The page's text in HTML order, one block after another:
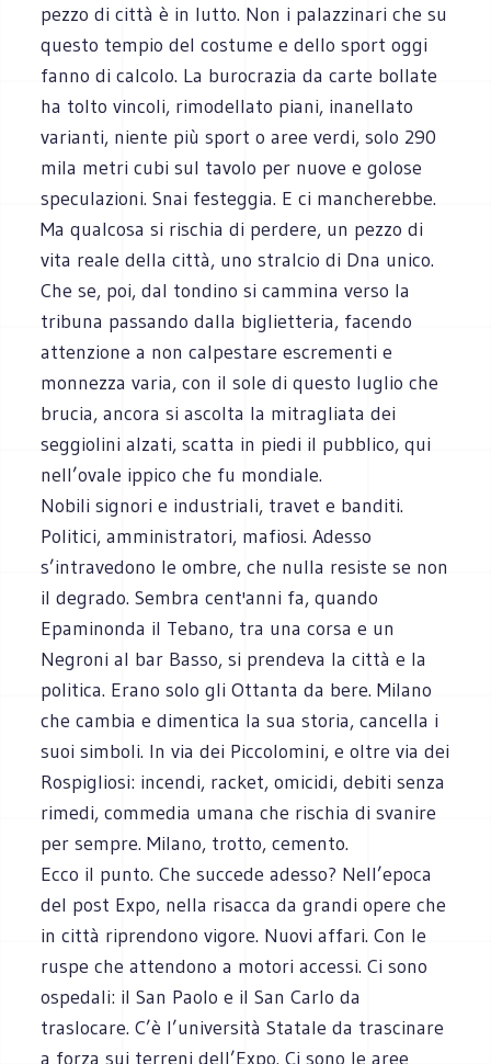
pezzo di città è in lutto. Non i palazzinari che su
questo tempio del costume e dello sport oggi
fanno di calcolo. La burocrazia da carte bollate
ha tolto vincoli, rimodellato piani, inanellato
varianti, niente più sport o aree verdi, solo 290
mila metri cubi sul tavolo per nuove e golose
speculazioni. Snai festeggia. E ci mancherebbe.
Ma qualcosa si rischia di perdere, un pezzo di
vita reale della città, uno stralcio di Dna unico.
Che se, poi, dal tondino si cammina verso la
tribuna passando dalla biglietteria, facendo
attenzione a non calpestare escrementi e
monnezza varia, con il sole di questo luglio che
brucia, ancora si ascolta la mitragliata dei
seggiolini alzati, scatta in piedi il pubblico, qui
nell’ovale ippico che fu mondiale.
Nobili signori e industriali, travet e banditi.
Politici, amministratori, mafiosi. Adesso
s’intravedono le ombre, che nulla resiste se non
il degrado. Sembra cent'anni fa, quando
Epaminonda il Tebano, tra una corsa e un
Negroni al bar Basso, si prendeva la città e la
politica. Erano solo gli Ottanta da bere. Milano
che cambia e dimentica la sua storia, cancella i
suoi simboli. In via dei Piccolomini, e oltre via dei
Rospigliosi: incendi, racket, omicidi, debiti senza
rimedi, commedia umana che rischia di svanire
per sempre. Milano, trotto, cemento.
Ecco il punto. Che succede adesso? Nell’epoca
del post Expo, nella risacca da grandi opere che
in città riprendono vigore. Nuovi affari. Con le
ruspe che attendono a motori accessi. Ci sono
ospedali: il San Paolo e il San Carlo da
traslocare. C’è l’università Statale da trascinare
a forza sui terreni dell’Expo. Ci sono le aree